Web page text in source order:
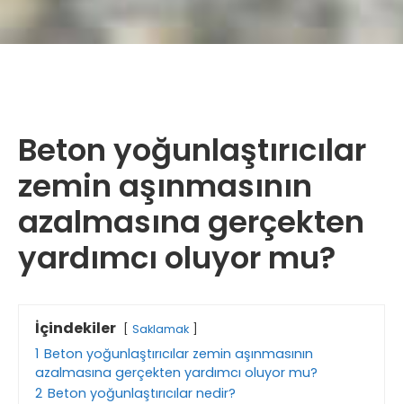
Beton yoğunlaştırıcılar
zemin aşınmasının
azalmasına gerçekten
yardımcı oluyor mu?
İçindekiler Saklamak
1 Beton yoğunlaştırıcılar zemin aşınmasının
azalmasına gerçekten yardımcı oluyor mu?
2 Beton yoğunlaştırıcılar nedir?